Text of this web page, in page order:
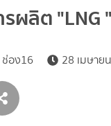
ผลิต "LNG
ช่อง16 28 เมษาย